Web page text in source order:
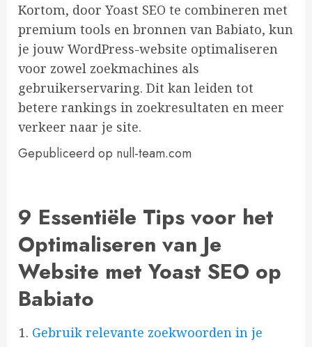
Kortom, door Yoast SEO te combineren met
premium tools en bronnen van Babiato, kun
je jouw WordPress-website optimaliseren
voor zowel zoekmachines als
gebruikerservaring. Dit kan leiden tot
betere rankings in zoekresultaten en meer
verkeer naar je site.
Gepubliceerd op null-team.com
9 Essentiële Tips voor het
Optimaliseren van Je
Website met Yoast SEO op
Babiato
Gebruik relevante zoekwoorden in je